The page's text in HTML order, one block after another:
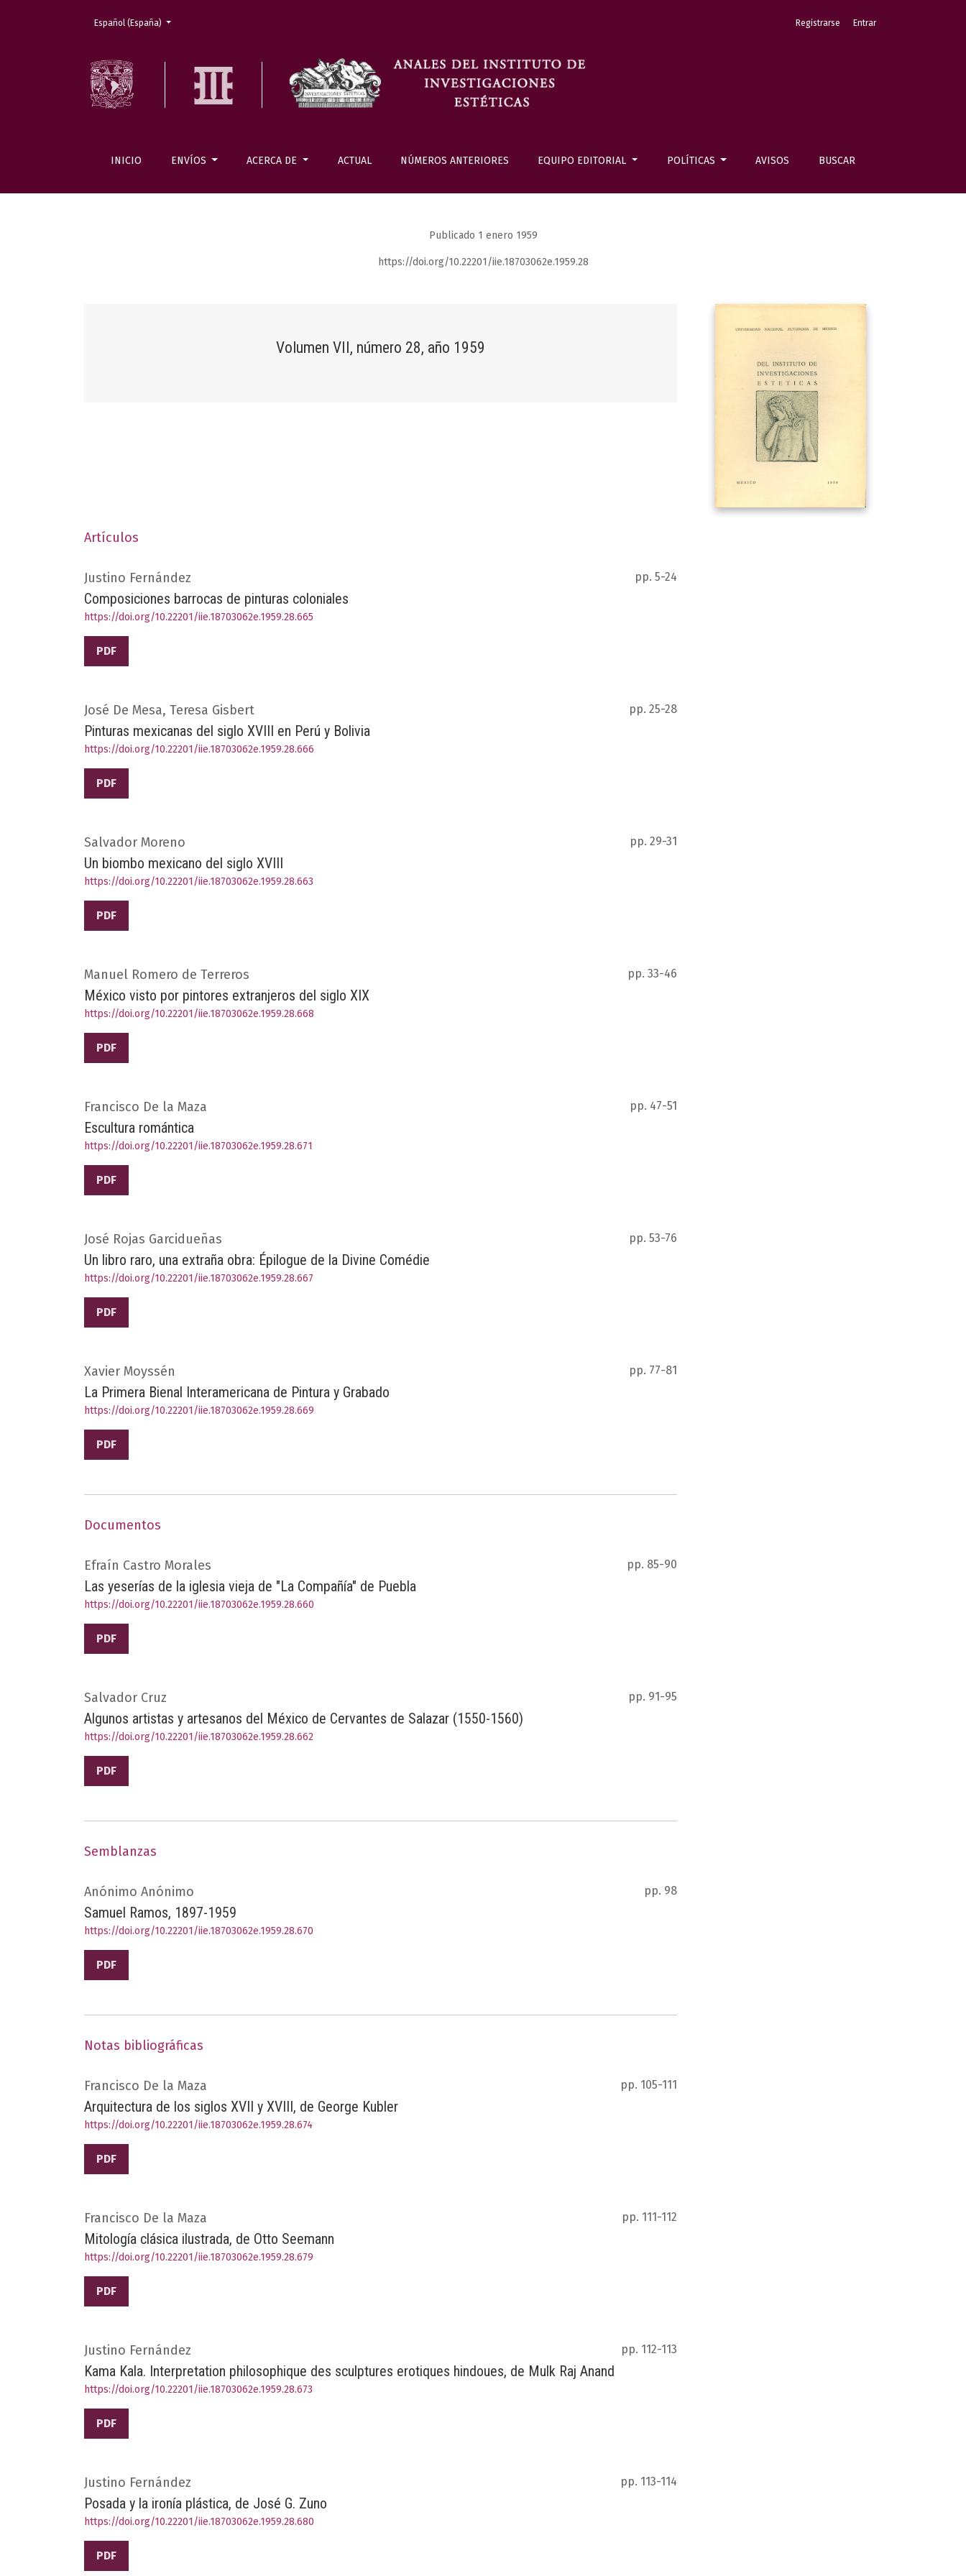
INICIO ENVÍOS ACERCA DE ACTUAL NÚMEROS ANTERIORES EQUIPO EDITORIAL POLÍTICAS AVISOS BUSCAR
Registrarse Entrar
Cambiar el idioma. El actual es:
Español (España)
Publicado 1 enero 1959
https://doi.org/10.22201/iie.18703062e.1959.28
Volumen VII, número 28, año 1959
Artículos
Justino Fernández pp. 5-24
Composiciones barrocas de pinturas coloniales
https://doi.org/10.22201/iie.18703062e.1959.28.665
PDF
José De Mesa, Teresa Gisbert pp. 25-28
Pinturas mexicanas del siglo XVIII en Perú y Bolivia
https://doi.org/10.22201/iie.18703062e.1959.28.666
PDF
Salvador Moreno pp. 29-31
Un biombo mexicano del siglo XVIII
https://doi.org/10.22201/iie.18703062e.1959.28.663
PDF
Manuel Romero de Terreros pp. 33-46
México visto por pintores extranjeros del siglo XIX
https://doi.org/10.22201/iie.18703062e.1959.28.668
PDF
Francisco De la Maza pp. 47-51
Escultura romántica
https://doi.org/10.22201/iie.18703062e.1959.28.671
PDF
José Rojas Garcidueñas pp. 53-76
Un libro raro, una extraña obra: Épilogue de la Divine Comédie
https://doi.org/10.22201/iie.18703062e.1959.28.667
PDF
Xavier Moyssén pp. 77-81
La Primera Bienal Interamericana de Pintura y Grabado
https://doi.org/10.22201/iie.18703062e.1959.28.669
PDF
Documentos
Efraín Castro Morales pp. 85-90
Las yeserías de la iglesia vieja de "La Compañía" de Puebla
https://doi.org/10.22201/iie.18703062e.1959.28.660
PDF
Salvador Cruz pp. 91-95
Algunos artistas y artesanos del México de Cervantes de Salazar (1550-1560)
https://doi.org/10.22201/iie.18703062e.1959.28.662
PDF
Semblanzas
Anónimo Anónimo pp. 98
Samuel Ramos, 1897-1959
https://doi.org/10.22201/iie.18703062e.1959.28.670
PDF
Notas bibliográficas
Francisco De la Maza pp. 105-111
Arquitectura de los siglos XVII y XVIII, de George Kubler
https://doi.org/10.22201/iie.18703062e.1959.28.674
PDF
Francisco De la Maza pp. 111-112
Mitología clásica ilustrada, de Otto Seemann
https://doi.org/10.22201/iie.18703062e.1959.28.679
PDF
Justino Fernández pp. 112-113
Kama Kala. Interpretation philosophique des sculptures erotiques hindoues, de Mulk Raj Anand
https://doi.org/10.22201/iie.18703062e.1959.28.673
PDF
Justino Fernández pp. 113-114
Posada y la ironía plástica, de José G. Zuno
https://doi.org/10.22201/iie.18703062e.1959.28.680
PDF